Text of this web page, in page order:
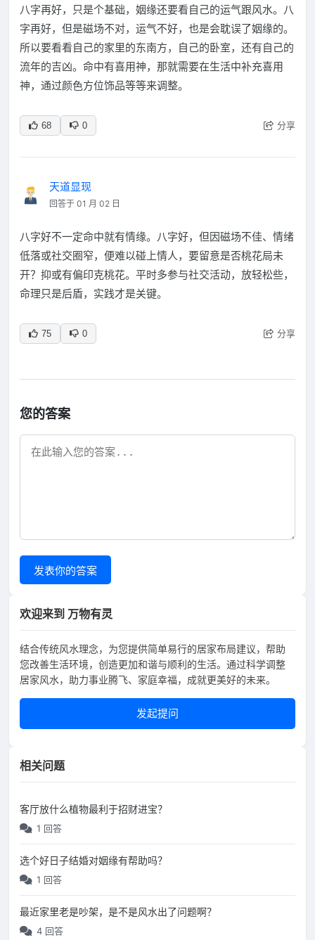
八字再好，只是个基础，姻缘还要看自己的运气跟风水。八
字再好，但是磁场不对，运气不好，也是会耽误了姻缘的。
所以要看看自己的家里的东南方，自己的卧室，还有自己的
流年的吉凶。命中有喜用神，那就需要在生活中补充喜用
神，通过颜色方位饰品等等来调整。
68 0 分享
天道显现
回答于 01 月 02 日
八字好不一定命中就有情缘。八字好，但因磁场不佳、情绪
低落或社交圈窄，便难以碰上情人，要留意是否桃花局未
开？抑或有偏印克桃花。平时多参与社交活动，放轻松些，
命理只是后盾，实践才是关键。
75 0 分享
您的答案
发表你的答案
欢迎来到 万物有灵
结合传统风水理念，为您提供简单易行的居家布局建议，帮助
您改善生活环境，创造更加和谐与顺利的生活。通过科学调整
居家风水，助力事业腾飞、家庭幸福，成就更美好的未来。
发起提问
相关问题
客厅放什么植物最利于招财进宝？
1 回答
选个好日子结婚对姻缘有帮助吗？
1 回答
最近家里老是吵架，是不是风水出了问题啊？
4 回答